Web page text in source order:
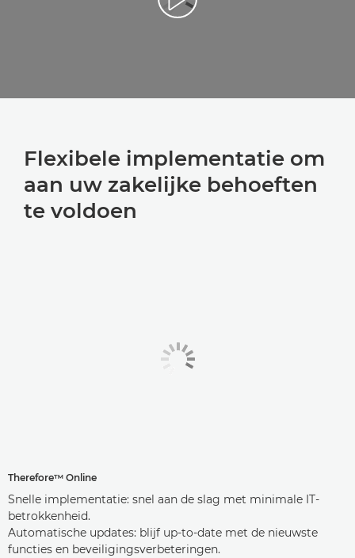
Flexibele implementatie om
aan uw zakelijke behoeften
te voldoen
Therefore™ Online
Snelle implementatie: snel aan de slag met minimale IT-
betrokkenheid.
Automatische updates: blijf up-to-date met de nieuwste
functies en beveiligingsverbeteringen.